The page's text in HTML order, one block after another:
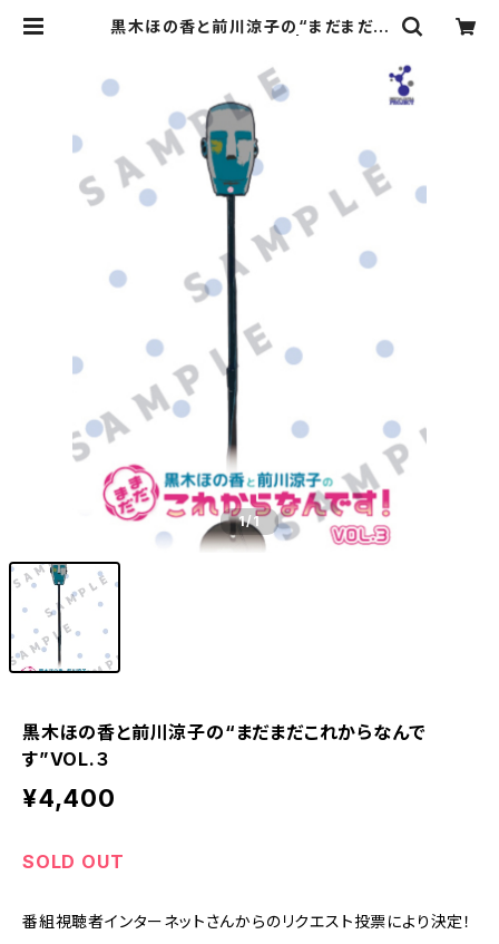
黒木ほの香と前川涼子の“まだまだこ
1/1
黒木ほの香と前川涼子の“まだまだこれからなんで
す”VOL.３
¥4,400
SOLD OUT
番組視聴者インターネットさんからのリクエスト投票により決定！